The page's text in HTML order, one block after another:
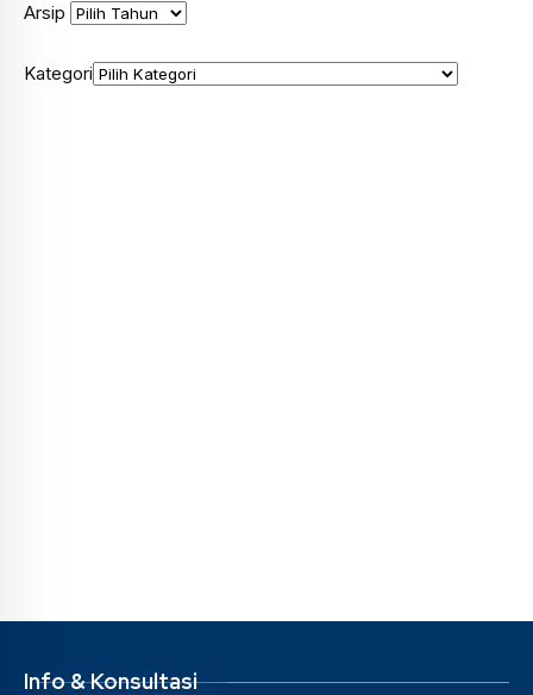
Arsip
Kategori
Info & Konsultasi